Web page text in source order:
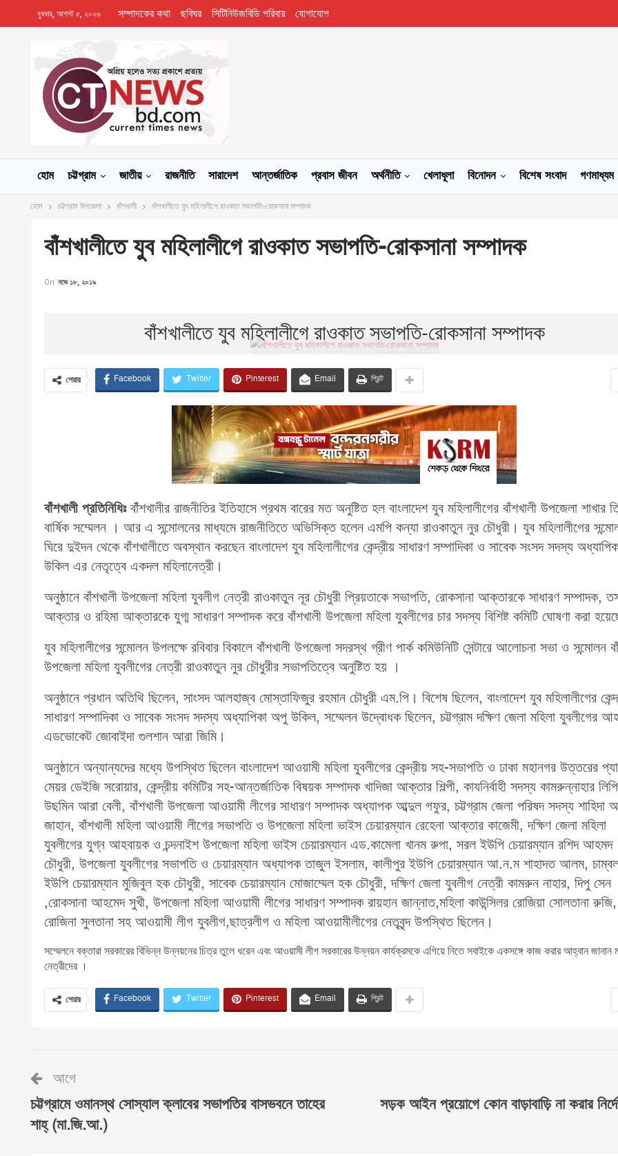
বুধবার, আগস্ট ৫, ২০২৬ সম্পাদকের কথা ছবিঘর সিটিনিউজবিডি পরিবার যোগাযোগ
হোম চট্টগ্রাম জাতীয় রাজনীতি সারাদেশ আন্তর্জাতিক প্রবাস জীবন অর্থনীতি খেলাধূলা বিনোদন বিশেষ সংবাদ গণমাধ্যম
হোম চট্টগ্রাম উপজেলা বাঁশখালী বাঁশখালীতে যুব মহিলালীগে রাওকাত সভাপতি-রোকসানা সম্পাদক
বাঁশখালীতে যুব মহিলালীগে রাওকাত সভাপতি-রোকসানা সম্পাদক
On নভে ১৮, ২০১৯
বাঁশখালীতে যুব মহিলালীগে রাওকাত সভাপতি-রোকসানা সম্পাদক
শেয়ার Facebook Twitter Pinterest Email প্রিন্ট
বাঁশখালী প্রতিনিধিঃবাঁঁশখালীর রাজনীতির ইতিহাসে প্রথম বারের মত অনুষ্টিত হল বাংলাদেশ যুব মহিলালীগের বাঁশখালী উপজেলা শাখার
বার্ষিক সম্মেলন । আর এ সন্মোলনের মাধ্যমে রাজনীতিতে অভিসিক্ত হলেন এমপি কন্যা রাওকাতুন নুর চৌধুরী। যুব মহিলালীগের
ঘিরে দুইদন থেকে বাঁশখালীতে অবস্থান করছেন বাংলাদেশ যুব মহিলালীগের কেন্দ্রীয় সাধারণ সম্পাদিকা ও সাবেক সংসদ সদস্য
উকিল এর নেতৃত্বে একদল মহিলানেত্রী।
অনুষ্ঠানে বাঁশখালী উপজেলা মহিলা যুবলীগ নেত্রী রাওকাতুন নূর চৌধুরী প্রিয়তাকে সভাপতি, রোকসানা আক্তারকে সাধারণ সম্পাদক,
আক্তার ও রহিমা আক্তারকে যুগ্ম সাধারণ সম্পাদক করে বাঁশখালী উপজেলা মহিলা যুবলীগের চার সদস্য বিশিষ্ট কমিটি ঘোষণা করা
যুব মহিলালীগের সন্মোলন উপলক্ষে রবিবার বিকালে বাঁশখালী উপজেলা সদরস্থ গ্রীণ পার্ক কমিউনিটি সেন্টারে আলোচনা সভা ও সন্মোলন
উপজেলা মহিলা যুবলীগের নেত্রী রাওকাতুন নুর চৌধুরীর সভাপতিত্বে অনুষ্টিত হয় ।
অনুষ্ঠানে প্রধান অতিথি ছিলেন, সাংসদ আলহাজ্ব মোস্তাফিজুর রহমান চৌধুরী এম.পি। বিশেষ ছিলেন, বাংলাদেশ যুব মহিলালীগের
সাধারণ সম্পাদিকা ও সাবেক সংসদ সদস্য অধ্যাপিকা অপু উকিল, সম্মেলন উদ্বোধক ছিলেন, চট্টগ্রাম দক্ষিণ জেলা মহিলা যুবলীগের
এডভোকেট জোবাইদা গুলশান আরা জিমি।
অনুষ্ঠানে অন্যান্যদের মধ্যে উপস্থিত ছিলেন বাংলাদেশ আওয়ামী মহিলা যুবলীগের কেন্দ্রীয় সহ-সভাপতি ও ঢাকা মহানগর উত্তরের
মেয়র ডেইজি সরোয়ার, কেন্দ্রীয় কমিটির সহ-আন্তর্জাতিক বিষয়ক সম্পাদক খাদিজা আক্তার শিল্পী, কাযনির্বাহী সদস্য কামরুন্নাহার
উছমিন আরা বেলী, বাঁশখালী উপজেলা আওয়ামী লীগের সাধারণ সম্পাদক অধ্যাপক আব্দুল গফুর, চট্টগ্রাম জেলা পরিষদ সদস্য শাহিদা
জাহান, বাঁশখালী মহিলা আওয়ামী লীগের সভাপতি ও উপজেলা মহিলা ভাইস চেয়ারম্যান রেহেনা আক্তার কাজেমী, দক্ষিণ জেলা মহিলা
যুবলীগের যুগ্ন আহবায়ক ও চন্দনাইশ উপজেলা মহিলা ভাইস চেয়ারম্যান এড.কামেলা খানম রুপা, সরল ইউপি চেয়ারম্যান রশিদ আহমদ
চৌধুরী, উপজেলা যুবলীগের সভাপতি ও চেয়ারম্যান অধ্যাপক তাজুল ইসলাম, কালীপুর ইউপি চেয়ারম্যান আ.ন.ম শাহাদত আলম,
ইউপি চেয়ারম্যান মুজিবুল হক চৌধুরী, সাবেক চেয়ারম্যান মোজাম্মেল হক চৌধুরী, দক্ষিণ জেলা যুবলীগ নেত্রী কামরুন নাহার, দিপু সেন
,রোকসানা আহমেদ সুখী, উপজেলা মহিলা আওয়ামী লীগের সাধারণ সম্পাদক রায়হান জান্নাত,মহিলা কাউন্সিলর রোজিয়া সোলতানা রুজি,
রোজিনা সুলতানা সহ আওয়ামী লীগ যুবলীগ,ছাত্রলীগ ও মহিলা আওয়ামীলীগের নেতৃবৃন্দ উপস্থিত ছিলেন।
সম্মেলনে বক্তারা সরকারের বিভিন্ন উন্নয়নের চিত্র তুলে ধরেন এবং আওয়ামী লীগ সরকারের উন্নয়ন কার্যক্রমকে এগিয়ে নিতে সবাইকে একসঙ্গে কাজ করার আহ্বান জানান
নেত্রীদের ।
শেয়ার Facebook Twitter Pinterest Email প্রিন্ট
আগে
চট্টগ্রামে ওমানস্থ সোস্যাল ক্লাবের সভাপতির বাসভবনে তাহের
শাহ্ (মা.জি.আ.)
সড়ক আইন প্রয়োগে কোন বাড়াবাড়ি না করার